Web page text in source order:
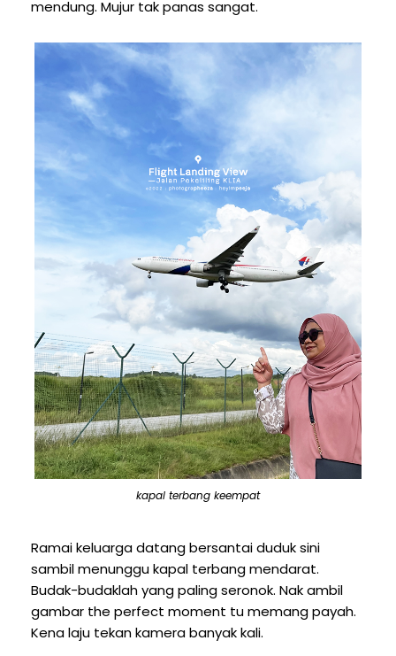
mendung. Mujur tak panas sangat.
kapal terbang keempat
Ramai keluarga datang bersantai duduk sini
sambil menunggu kapal terbang mendarat.
Budak-budaklah yang paling seronok. Nak ambil
gambar the perfect moment tu memang payah.
Kena laju tekan kamera banyak kali.